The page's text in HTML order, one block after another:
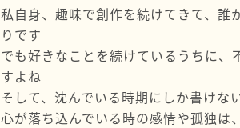
私自身、趣味で創作を続けてきて、
りです
でも好きなことを続けているうちに
すよね
そして、沈んでいる時期にしか書けな
心が落ち込んでいる時の感情や孤独は